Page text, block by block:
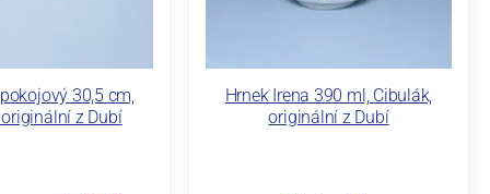
30,5 cm,
z Dubí
Hrnek Irena 390 ml, Cibulák,
originální z Dubí